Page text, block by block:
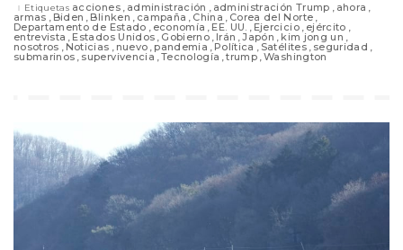
Etiquetas acciones administración administración Trump ahora
armas Biden Blinken campaña China Corea del Norte
Departamento de Estado economía EE. UU. Ejercicio ejército
entrevista Estados Unidos Gobierno Irán Japón kim jong un
nosotros Noticias nuevo pandemia Política Satélites seguridad
submarinos supervivencia Tecnología trump Washington